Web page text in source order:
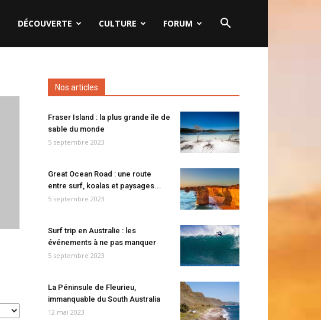
DÉCOUVERTE CULTURE FORUM
Nos articles
Fraser Island : la plus grande île de
sable du monde
5 septembre 2023
Great Ocean Road : une route
entre surf, koalas et paysages...
5 septembre 2023
Surf trip en Australie : les
événements à ne pas manquer
5 septembre 2023
La Péninsule de Fleurieu,
immanquable du South Australia
12 mai 2023